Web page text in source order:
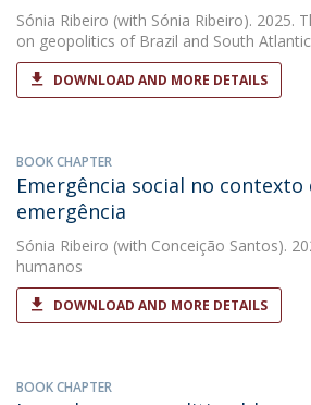
Sónia Ribeiro (with Sónia Ribeiro). 2025.
on geopolitics of Brazil and South Atlantic
DOWNLOAD AND MORE DETAILS
BOOK CHAPTER
Emergência social no contexto
emergência
Sónia Ribeiro (with Conceição Santos).
humanos
DOWNLOAD AND MORE DETAILS
BOOK CHAPTER